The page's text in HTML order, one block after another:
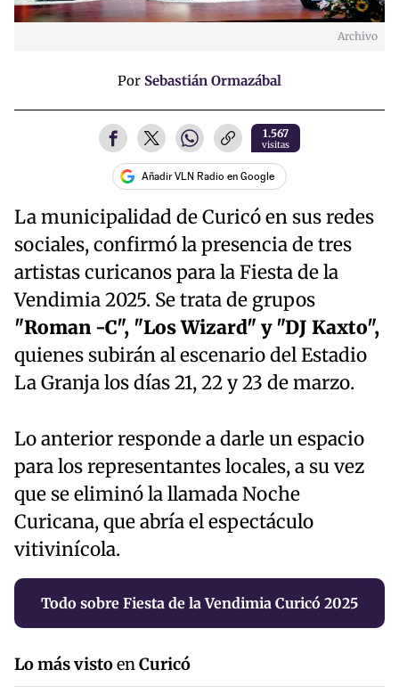
Archivo
Por Sebastián Ormazábal
1.567
visitas
Añadir VLN Radio en Google
La municipalidad de Curicó en sus redes
sociales, confirmó la presencia de tres
artistas curicanos para la Fiesta de la
Vendimia 2025. Se trata de grupos
"Roman -C", "Los Wizard" y "DJ Kaxto",
quienes subirán al escenario del Estadio
La Granja los días 21, 22 y 23 de marzo.
Lo anterior responde a darle un espacio
para los representantes locales, a su vez
que se eliminó la llamada Noche
Curicana, que abría el espectáculo
vitivinícola.
Todo sobre Fiesta de la Vendimia Curicó 2025
Lo más vistoen Curicó